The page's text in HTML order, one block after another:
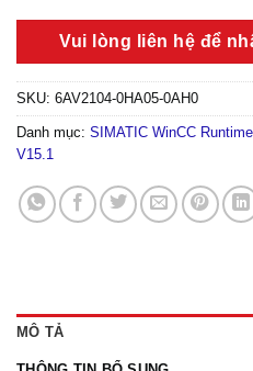
Vui lòng liên hệ để
SKU: 6AV2104-0HA05-0AH0
Danh mục: SIMATIC WinCC
V15.1
MÔ TẢ